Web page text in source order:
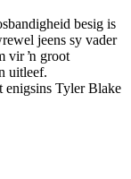
besig is
jeens sy vader
vir ŉ groot
uitleef.
enigsins Tyler Blake